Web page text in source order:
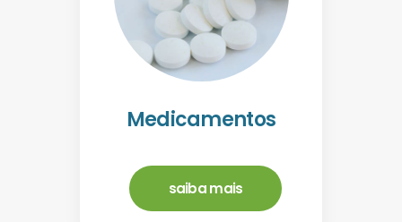
Medicamentos
saiba mais